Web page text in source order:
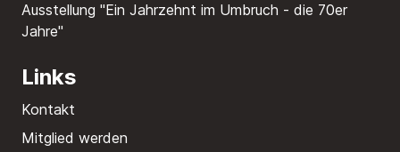
Ausstellung "Ein Jahrzehnt im Umbruch - die 70er
Jahre"
Links
Kontakt
Mitglied werden